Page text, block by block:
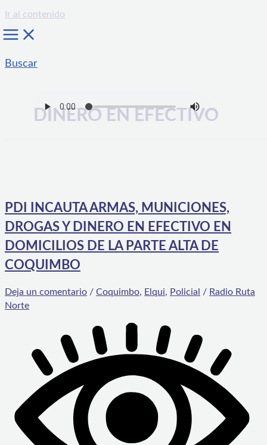
Ir al contenido
Buscar
DINERO EN EFECTIVO
PDI INCAUTA ARMAS, MUNICIONES,
DROGAS Y DINERO EN EFECTIVO EN
DOMICILIOS DE LA PARTE ALTA DE
COQUIMBO
Deja un comentario / Coquimbo, Elqui, Policial / Radio Ruta
Norte